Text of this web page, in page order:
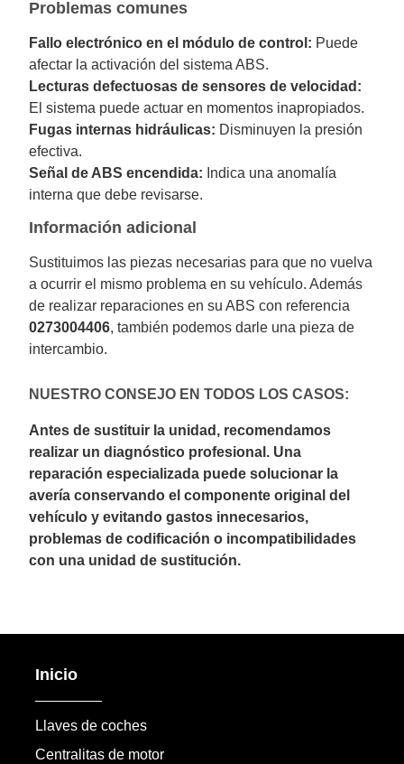
Problemas comunes
Fallo electrónico en el módulo de control: Puede
afectar la activación del sistema ABS.
Lecturas defectuosas de sensores de velocidad:
El sistema puede actuar en momentos inapropiados.
Fugas internas hidráulicas: Disminuyen la presión
efectiva.
Señal de ABS encendida: Indica una anomalía
interna que debe revisarse.
Información adicional
Sustituimos las piezas necesarias para que no vuelva
a ocurrir el mismo problema en su vehículo. Además
de realizar reparaciones en su ABS con referencia
0273004406, también podemos darle una pieza de
intercambio.
NUESTRO CONSEJO EN TODOS LOS CASOS:
Antes de sustituir la unidad, recomendamos
realizar un diagnóstico profesional. Una
reparación especializada puede solucionar la
avería conservando el componente original del
vehículo y evitando gastos innecesarios,
problemas de codificación o incompatibilidades
con una unidad de sustitución.
Inicio
Llaves de coches
Centralitas de motor